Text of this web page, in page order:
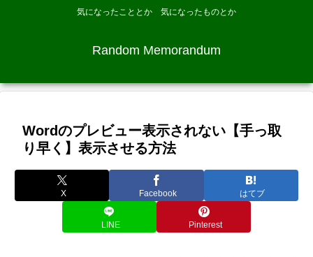
気になったこととか 気になったものとか
Random Memorandum
Wordのプレビュー表示されない【手っ取
り早く】表示させる方法
X Facebook はてブ
LINE Pinterest